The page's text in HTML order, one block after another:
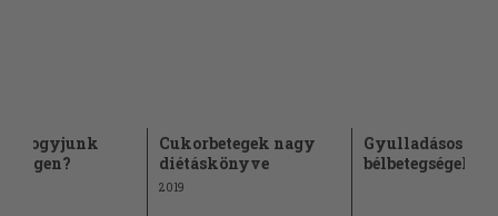
fogyjunk
Cukorbetegek nagy
diétáskönyve
2019
Gyulladásos
bélbetegségek